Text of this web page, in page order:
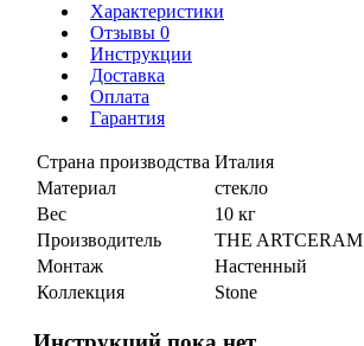
Характеристики
Отзывы 0
Инструкции
Доставка
Оплата
Гарантия
Страна производства Италия
Материал
стекло
Вес
10 кг
Производитель
THE ARTCERAM
Монтаж
Настенный
Коллекция
Stone